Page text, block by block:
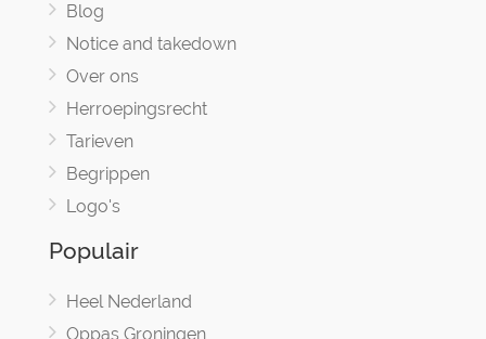
Blog
Notice and takedown
Over ons
Herroepingsrecht
Tarieven
Begrippen
Logo's
Populair
Heel Nederland
Oppas Groningen